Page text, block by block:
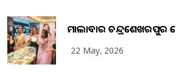
ମାଲାବାର ଚନ୍ଦ୍ରଶେଖରପୁର
22 May, 2026